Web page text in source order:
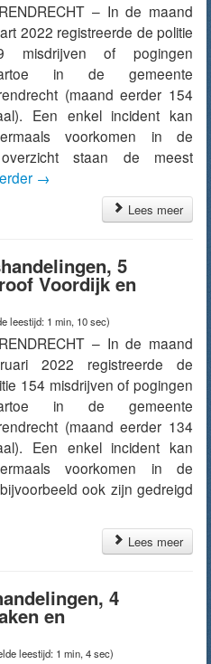
– In de maand
2022 registreerde de politie
misdrijven of pogingen
in de gemeente
(maand eerder 154
Een enkel incident kan
voorkomen in de
staan de meest
→
Lees meer
5
Voordijk en
leestijd: 1 min, 10 sec)
– In de maand
2022 registreerde de
154 misdrijven of pogingen
in de gemeente
(maand eerder 134
Een enkel incident kan
voorkomen in de
ook zijn gedreigd
Lees meer
4
en
leestijd: 1 min, 4 sec)